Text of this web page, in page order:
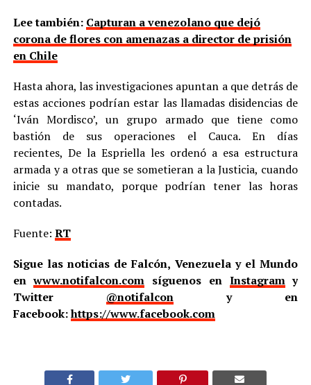
Lee también: Capturan a venezolano que dejó
corona de flores con amenazas a director de prisión
en Chile
Hasta ahora, las investigaciones apuntan a que detrás de
estas acciones podrían estar las llamadas disidencias de
‘Iván Mordisco’, un grupo armado que tiene como
bastión de sus operaciones el Cauca. En días
recientes, De la Espriella les ordenó a esa estructura
armada y a otras que se sometieran a la Justicia, cuando
inicie su mandato, porque podrían tener las horas
contadas.
Fuente: RT
Sigue las noticias de Falcón, Venezuela y el Mundo
enwww.notifalcon.com síguenos en Instagramy
Twitter @notifalcony en
Facebook:https://www.facebook.com